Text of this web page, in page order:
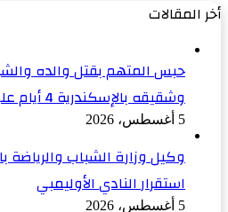
أخر المقالات
حبس المتهم بقتل والده
وشقيقه بالإسكندرية 4 أيام على ذمة التحقيقات
5 أغسطس، 2026
وكيل وزارة الشباب
استقرار النادي الأوليمبي
5 أغسطس، 2026